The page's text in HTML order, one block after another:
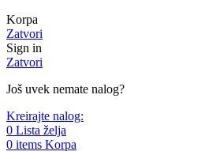
Korpa
Zatvori
Sign in
Zatvori
Još uvek nemate nalog?
Kreirajte nalog:
0 Lista želja
0 items Korpa